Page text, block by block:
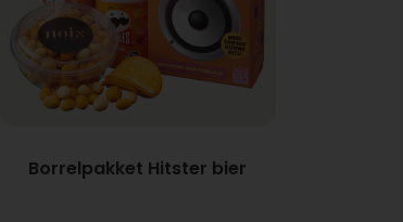
Borrelpakket Hitster bier